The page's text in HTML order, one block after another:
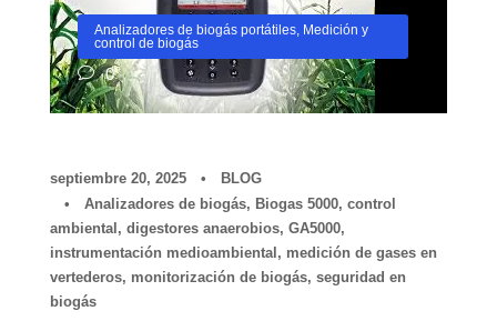
Analizadores de biogás portátiles, Medición y
control de biogás
0
septiembre 20, 2025 •
BLOG
•
Analizadores de biogás, Biogas 5000, control
ambiental , digestores anaerobios, GA5000,
instrumentación medioambiental , medición de gases en
vertederos, monitorización de biogás, seguridad en
biogás